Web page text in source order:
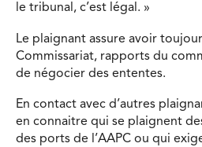
le tribunal, c’est légal. »
Le plaignant assure avoir
Commissariat, rapports du
de négocier des ententes.
En contact avec d’autres
en connaitre qui se plaignent
des ports de l’AAPC ou qui